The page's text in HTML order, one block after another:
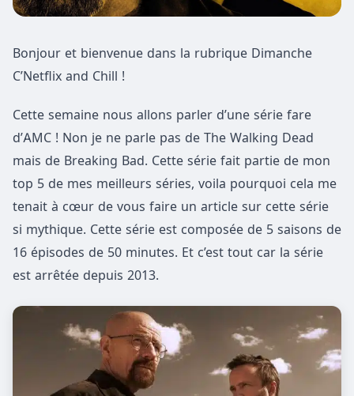
Bonjour et bienvenue dans la rubrique Dimanche
C’Netflix and Chill !
Cette semaine nous allons parler d’une série fare
d’AMC ! Non je ne parle pas de The Walking Dead
mais de Breaking Bad. Cette série fait partie de mon
top 5 de mes meilleurs séries, voila pourquoi cela me
tenait à cœur de vous faire un article sur cette série
si mythique. Cette série est composée de 5 saisons de
16 épisodes de 50 minutes. Et c’est tout car la série
est arrêtée depuis 2013.